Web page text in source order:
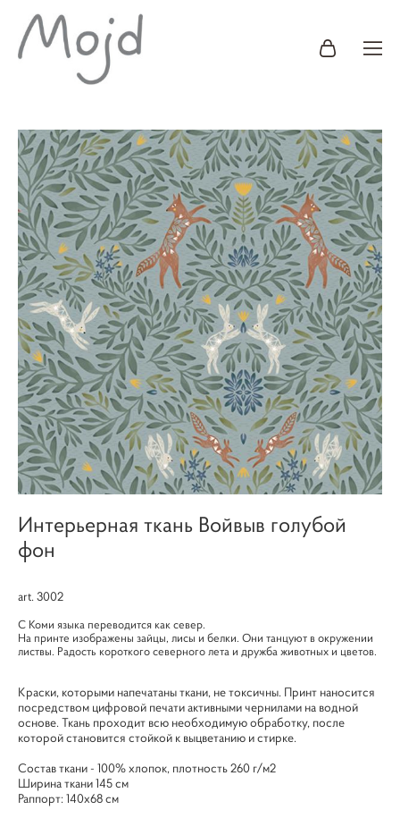
Интерьерная ткань Войвыв голубой
фон
art. 3002
С Коми языка переводится как север.
На принте изображены зайцы, лисы и белки. Они танцуют в окружении
листвы. Радость короткого северного лета и дружба животных и цветов.
Краски, которыми напечатаны ткани, не токсичны. Принт наносится
посредством цифровой печати активными чернилами на водной
основе. Ткань проходит всю необходимую обработку, после
которой становится стойкой к выцветанию и стирке.
Cостав ткани - 100% хлопок, плотность 260 г/м2
Ширина ткани 145 см
Раппорт: 140х68 см